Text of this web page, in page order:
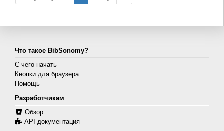
Что такое BibSonomy?
С чего начать
Кнопки для браузера
Помощь
Разработчикам
Обзор
API-документация